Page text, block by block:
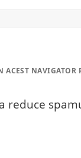
NAVIGATOR
reduce